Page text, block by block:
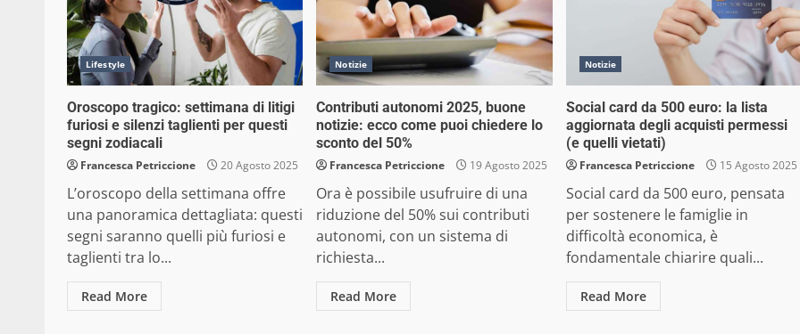
Lifestyle
Oroscopo tragico: settimana di litigi
furiosi e silenzi taglienti per questi
segni zodiacali
Francesca Petriccione 20 Agosto 2025
L’oroscopo della settimana offre
una panoramica dettagliata: questi
segni saranno quelli più furiosi e
taglienti tra lo...
Read More
Notizie
Contributi autonomi 2025, buone
notizie: ecco come puoi chiedere lo
sconto del 50%
Francesca Petriccione 19 Agosto 2025
Ora è possibile usufruire di una
riduzione del 50% sui contributi
autonomi, con un sistema di
richiesta...
Read More
Notizie
Social card da 500 euro: la lista
aggiornata degli acquisti permessi
(e quelli vietati)
Francesca Petriccione 15 Agosto 2025
Social card da 500 euro, pensata
per sostenere le famiglie in
difficoltà economica, è
fondamentale chiarire quali...
Read More